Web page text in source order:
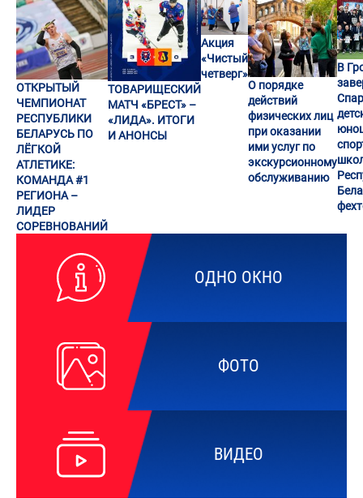
ОДНО ОКНО
ФОТО
ВИДЕО
ОТКРЫТЫЙ
ЧЕМПИОНАТ
РЕСПУБЛИКИ
БЕЛАРУСЬ ПО
ЛЁГКОЙ
АТЛЕТИКЕ:
КОМАНДА #1
РЕГИОНА –
ЛИДЕР
СОРЕВНОВАНИЙ
ТОВАРИЩЕСКИЙ
МАТЧ «БРЕСТ» –
«ЛИДА». ИТОГИ
И АНОНСЫ
Акция
«Чистый
четверг»
О порядке
действий
физических лиц
при оказании
ими услуг по
экскурсионному
обслуживанию
В